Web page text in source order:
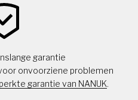
garantie
onvoorziene problemen
garantie van NANUK.